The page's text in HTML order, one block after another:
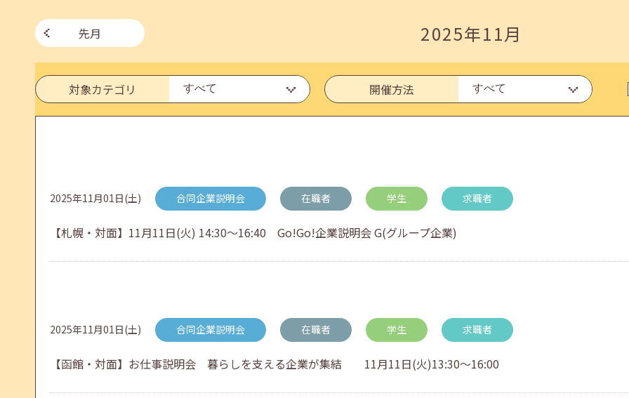
7月のセミナー情報を公開いたしました。
2026年06月03日(水) jobcafeからのお知らせ
6月のセミナー情報を公開いたしました。
2026年04月25日(土) jobcafeからのお知らせ
先月 2025年11月
対象カテゴリ 開催方法
2025年11月01日(土) 合同企業説明会 在職者 学生 求職者
【札幌・対面】11月11日(火) 14:30～16:40 Go!Go!企業説明会 G(グループ企業)
2025年11月01日(土) 合同企業説明会 在職者 学生 求職者
【函館・対面】お仕事説明会 暮らしを支える企業が集結 11月11日(火)13:30～16:00